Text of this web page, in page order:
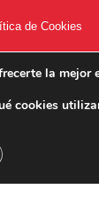
de Cookies
la mejor
cookies